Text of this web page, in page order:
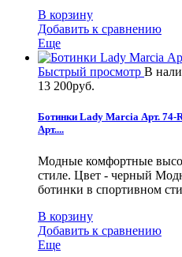
В корзину
Добавить к сравнению
Еще
Быстрый просмотр В
13 200руб.
Ботинки Lady Marcia Арт. 74-
Арт....
Модные комфортные
стиле. Цвет - черный
ботинки в спортивном
В корзину
Добавить к сравнению
Еще